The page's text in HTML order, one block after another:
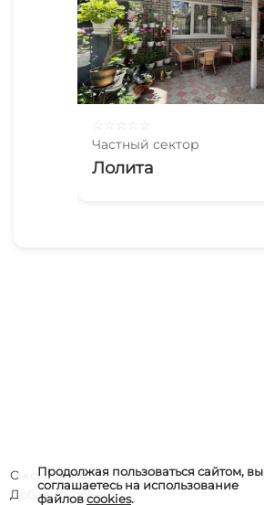
Частный сектор
Лолита
Продолжая пользоваться сайтом, вы
соглашаетесь на использование
файловcookies.
О компании
Добавить объект